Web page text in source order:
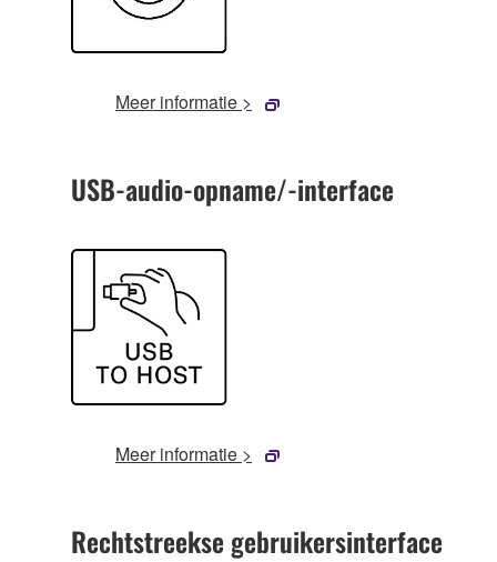
Meer informatie >
USB-audio-opname/-interface
Meer informatie >
Rechtstreekse gebruikersinterface